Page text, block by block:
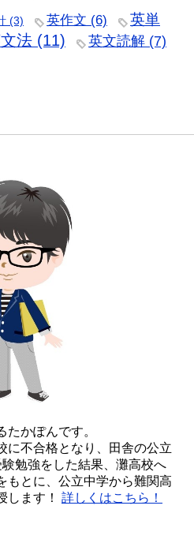
(3) 英作文 (6)
英単
法 (11) 英文読解 (7)
たかぽんです。
に不合格となり、田舎の公立
勉強をした結果、灘高校へ
もとに、公立中学から難関高
します！ 詳しくはこちら！